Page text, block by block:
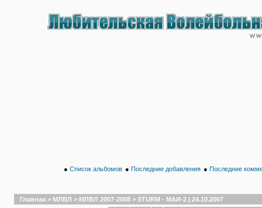
● Список альбомов ● Последние добавления ● Последние
Главная > МЛВЛ > МЛВЛ 2007-2008 > STURM - МАИ-2 | 24.10.2007